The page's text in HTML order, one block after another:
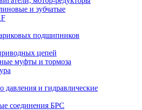
и зубчатые
подшипников
цепей
муфты и тормоза
давления и гидравлические
соединения БРС